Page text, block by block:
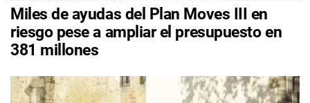
Miles de ayudas del Plan Moves III en
riesgo pese a ampliar el presupuesto en
381 millones